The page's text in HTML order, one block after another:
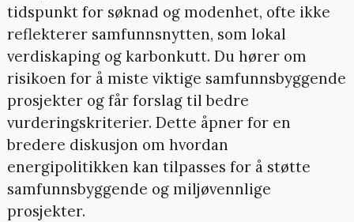
tidspunkt for søknad og modenhet, ofte ikke
reflekterer samfunnsnytten, som lokal
verdiskaping og karbonkutt. Du hører om
risikoen for å miste viktige samfunnsbyggende
prosjekter og får forslag til bedre
vurderingskriterier. Dette åpner for en
bredere diskusjon om hvordan
energipolitikken kan tilpasses for å støtte
samfunnsbyggende og miljøvennlige
prosjekter.